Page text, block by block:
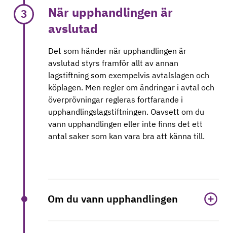
3
När upphandlingen är
avslutad
Det som händer när upphandlingen är
avslutad styrs framför allt av annan
lagstiftning som exempelvis avtalslagen och
köplagen. Men regler om ändringar i avtal och
överprövningar regleras fortfarande i
upphandlingslagstiftningen. Oavsett om du
vann upphandlingen eller inte finns det ett
antal saker som kan vara bra att känna till.
Om du vann upphandlingen